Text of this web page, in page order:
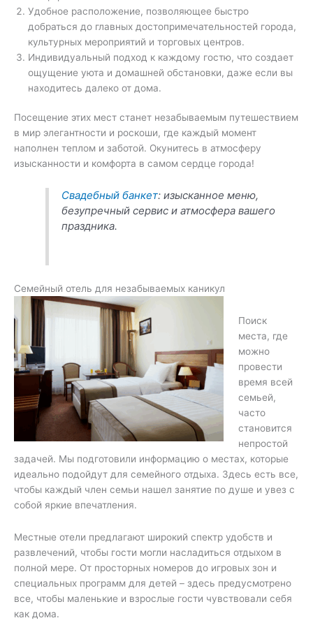
Удобное расположение, позволяющее быстро
добраться до главных достопримечательностей города,
культурных мероприятий и торговых центров.
Индивидуальный подход к каждому гостю, что создает
ощущение уюта и домашней обстановки, даже если вы
находитесь далеко от дома.
Посещение этих мест станет незабываемым путешествием
в мир элегантности и роскоши, где каждый момент
наполнен теплом и заботой. Окунитесь в атмосферу
изысканности и комфорта в самом сердце города!
Свадебный банкет: изысканное меню,
безупречный сервис и атмосфера вашего
праздника.
Семейный отель для незабываемых каникул
Поиск
места, где
можно
провести
время всей
семьей,
часто
становится
непростой
задачей. Мы подготовили информацию о местах, которые
идеально подойдут для семейного отдыха. Здесь есть все,
чтобы каждый член семьи нашел занятие по душе и увез с
собой яркие впечатления.
Местные отели предлагают широкий спектр удобств и
развлечений, чтобы гости могли насладиться отдыхом в
полной мере. От просторных номеров до игровых зон и
специальных программ для детей – здесь предусмотрено
все, чтобы маленькие и взрослые гости чувствовали себя
как дома.